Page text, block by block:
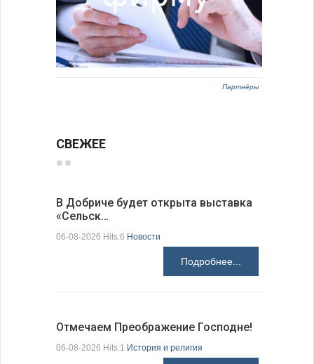
Партнёры
СВЕЖЕЕ
В Добриче будет открыта выставка
«Сельск…
06-08-2026 Hits:6 Новости
Подробнее...
Отмечаем Преображение Господне!
06-08-2026 Hits:1 История и религия